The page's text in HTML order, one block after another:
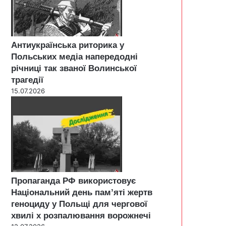
Антиукраїнська риторика у
Польських медіа напередодні
річниці так званої Волинської
трагедії
15.07.2026
Пропаганда РФ використовує
Національний день пам’яті жертв
геноциду у Польщі для чергової
хвилі х розпалювання ворожнечі